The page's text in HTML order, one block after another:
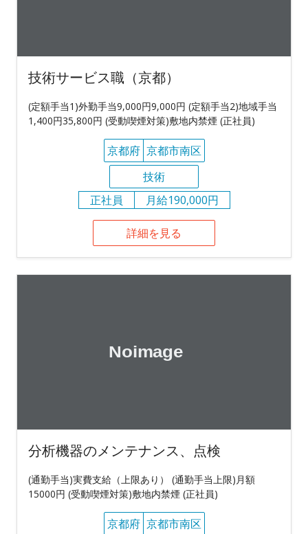
技術サービス職（京都）
(定額手当1)外勤手当9,000円9,000円 (定額手当2)地域手当
1,400円35,800円 (受動喫煙対策)敷地内禁煙 (正社員)
京都府 京都市南区
技術
正社員
月給190,000円
詳細を見る
分析機器のメンテナンス、点検
(通勤手当)実費支給（上限あり） (通勤手当上限)月額
15000円 (受動喫煙対策)敷地内禁煙 (正社員)
京都府 京都市南区